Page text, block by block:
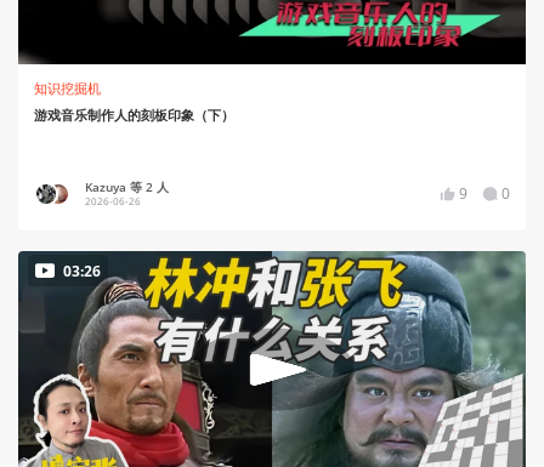
知识挖掘机
游戏音乐制作人的刻板印象（下）
Kazuya 等 2 人
2026-06-26 9 0
03:26